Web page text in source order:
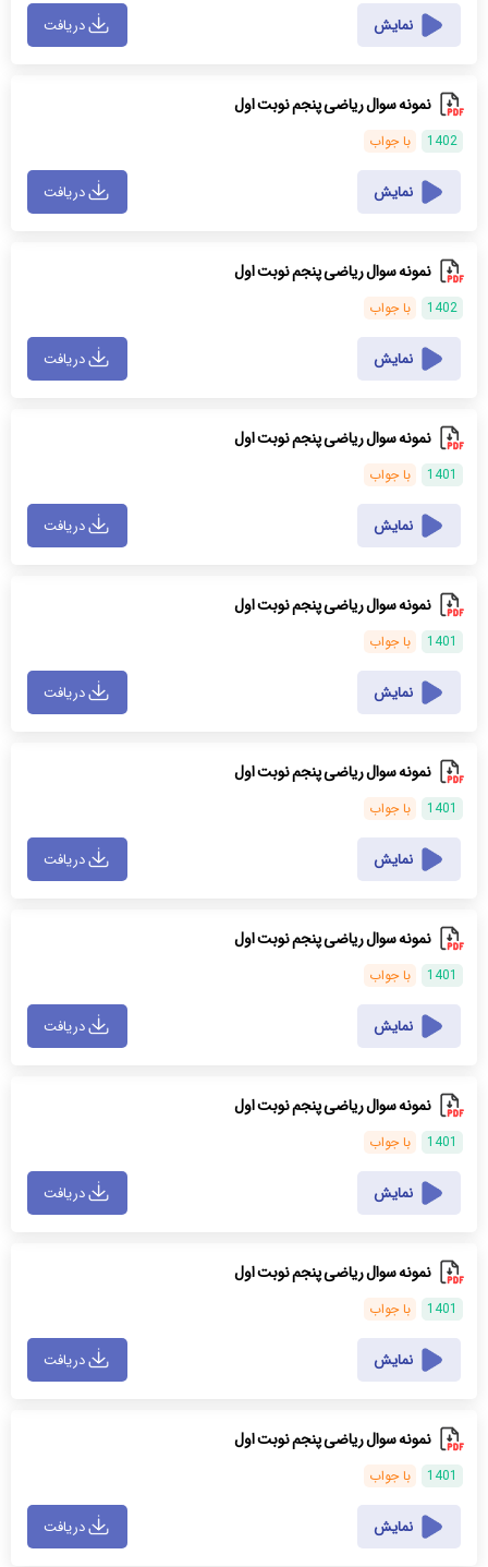
نمایش دریافت
نمونه سوال ریاضی پنجم نوبت اول
1402 با جواب
نمایش دریافت
نمونه سوال ریاضی پنجم نوبت اول
1402 با جواب
نمایش دریافت
نمونه سوال ریاضی پنجم نوبت اول
1401 با جواب
نمایش دریافت
نمونه سوال ریاضی پنجم نوبت اول
1401 با جواب
نمایش دریافت
نمونه سوال ریاضی پنجم نوبت اول
1401 با جواب
نمایش دریافت
نمونه سوال ریاضی پنجم نوبت اول
1401 با جواب
نمایش دریافت
نمونه سوال ریاضی پنجم نوبت اول
1401 با جواب
نمایش دریافت
نمونه سوال ریاضی پنجم نوبت اول
1401 با جواب
نمایش دریافت
نمونه سوال ریاضی پنجم نوبت اول
1401 با جواب
نمایش دریافت